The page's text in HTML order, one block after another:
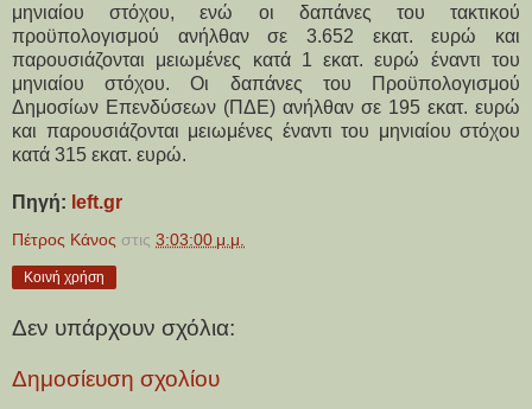
μηνιαίου στόχου, ενώ oι δαπάνες του τακτικού
προϋπολογισμού ανήλθαν σε 3.652 εκατ. ευρώ και
παρουσιάζονται μειωμένες κατά 1 εκατ. ευρώ έναντι του
μηνιαίου στόχου. Οι δαπάνες του Προϋπολογισμού
Δημοσίων Επενδύσεων (ΠΔΕ) ανήλθαν σε 195 εκατ. ευρώ
και παρουσιάζονται μειωμένες έναντι του μηνιαίου στόχου
κατά 315 εκατ. ευρώ.
Πηγή: left.gr
Πέτρος Κάνος στις 3:03:00 μ.μ.
Κοινή χρήση
Δεν υπάρχουν σχόλια:
Δημοσίευση σχολίου